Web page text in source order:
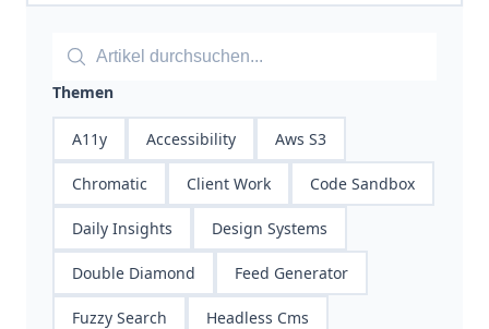
Themen
A11y Accessibility Aws S3
Chromatic Client Work Code Sandbox
Daily Insights Design Systems
Double Diamond Feed Generator
Fuzzy Search Headless Cms